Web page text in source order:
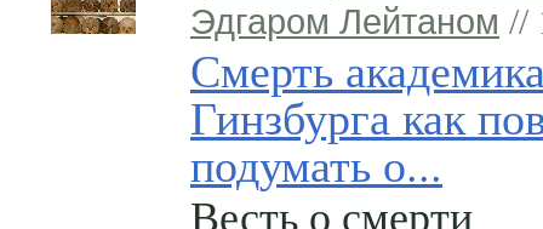
Эдгаром Лейтаном //
Смерть
Гинзбурга как
подумать о...
Весть о смерти